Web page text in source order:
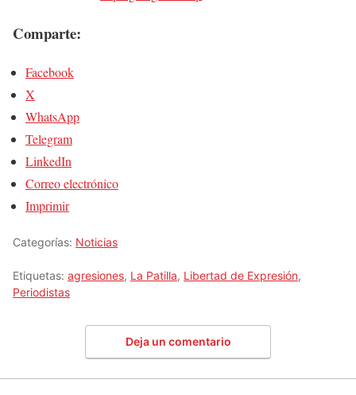
Comparte:
Facebook
X
WhatsApp
Telegram
LinkedIn
Correo electrónico
Imprimir
Categorías: Noticias
Etiquetas: agresiones, La Patilla, Libertad de Expresión,
Periodistas
Deja un comentario